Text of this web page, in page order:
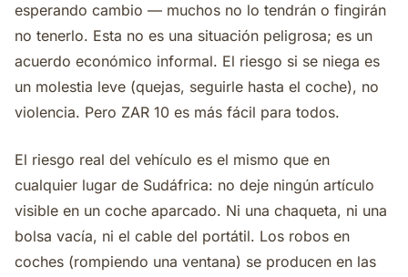
esperando cambio — muchos no lo tendrán o fingirán
no tenerlo. Esta no es una situación peligrosa; es un
acuerdo económico informal. El riesgo si se niega es
un molestia leve (quejas, seguirle hasta el coche), no
violencia. Pero ZAR 10 es más fácil para todos.
El riesgo real del vehículo es el mismo que en
cualquier lugar de Sudáfrica: no deje ningún artículo
visible en un coche aparcado. Ni una chaqueta, ni una
bolsa vacía, ni el cable del portátil. Los robos en
coches (rompiendo una ventana) se producen en las